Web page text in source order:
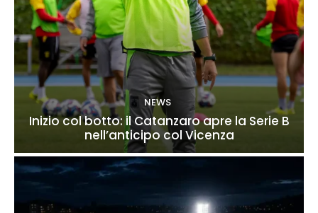
NEWS
Inizio col botto: il Catanzaro apre la Serie B
nell’anticipo col Vicenza